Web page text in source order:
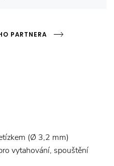
PARTNERA
(Ø 3,2 mm)
vytahování, spouštění